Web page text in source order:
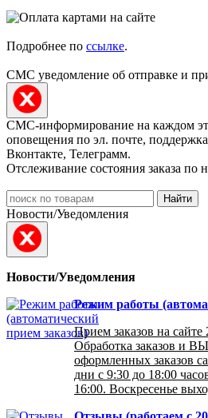
Подробнее по ссылке.
СМС уведомление об отправке и
СМС-информирование на каждом
оповещения по эл. почте, поддержка
Вконтакте, Телеграмм.
Отслеживание состояния заказа по
Найти
Новости/Уведомления
Новости/Уведомления
Режим работы
Прием заказов на сайте
Обработка заказов и
оформленных заказов
дни с 9:30 до 18:00
16:00. Воскресенье